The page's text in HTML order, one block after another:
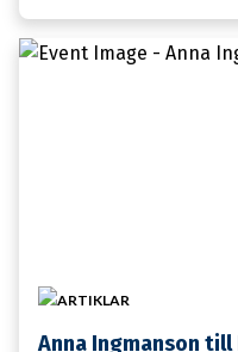
ARTIKLAR
Anna Ingmanson till